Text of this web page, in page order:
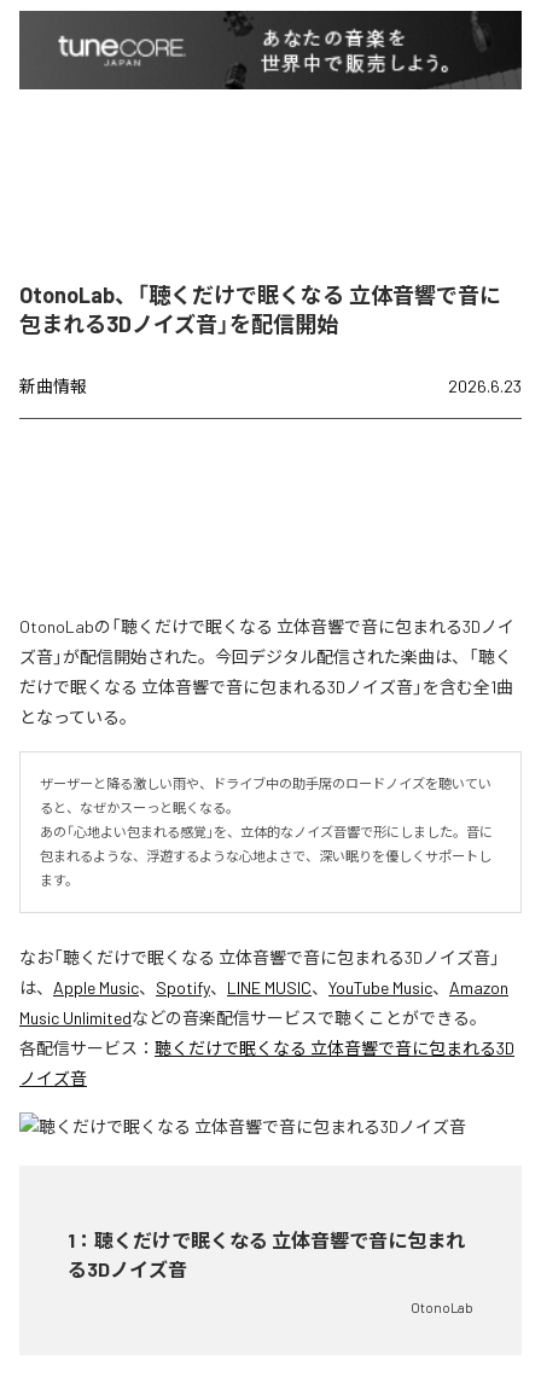
OtonoLab、「聴くだけで眠くなる 立体音響で音に
包まれる3Dノイズ音」を配信開始
新曲情報 2026.6.23
OtonoLabの「聴くだけで眠くなる 立体音響で音に包まれる3Dノイ
ズ音」が配信開始された。今回デジタル配信された楽曲は、「聴く
だけで眠くなる 立体音響で音に包まれる3Dノイズ音」を含む全1曲
となっている。
ザーザーと降る激しい雨や、ドライブ中の助手席のロードノイズを聴いてい
ると、なぜかスーっと眠くなる。
あの「心地よい包まれる感覚」を、立体的なノイズ音響で形にしました。音に
包まれるような、浮遊するような心地よさで、深い眠りを優しくサポートし
ます。
なお「聴くだけで眠くなる 立体音響で音に包まれる3Dノイズ音」
は、 Apple Music、 Spotify、 LINE MUSIC、 YouTube Music、 Amazon
Music Unlimitedなどの音楽配信サービスで聴くことができる。
各配信サービス： 聴くだけで眠くなる 立体音響で音に包まれる3D
ノイズ音
1 ： 聴くだけで眠くなる 立体音響で音に包まれ
る3Dノイズ音
OtonoLab